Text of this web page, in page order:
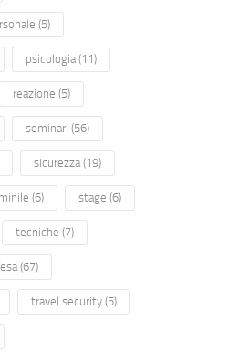
(5)
psicologia(11)
reazione (5)
seminari (56)
sicurezza(19)
(6) stage (6)
tecniche (7)
(67)
travel security(5)